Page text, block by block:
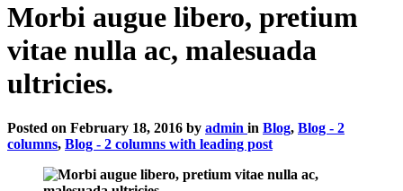
Morbi augue libero, pretium
vitae nulla ac, malesuada
ultricies.
Posted on February 18, 2016 by admin in Blog, Blog - 2
columns, Blog - 2 columns with leading post